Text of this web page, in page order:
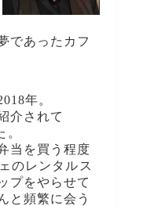
であったカフ
年。
介されて
当を買う程度
のレンタルス
プをやらせて
と頻繁に会う